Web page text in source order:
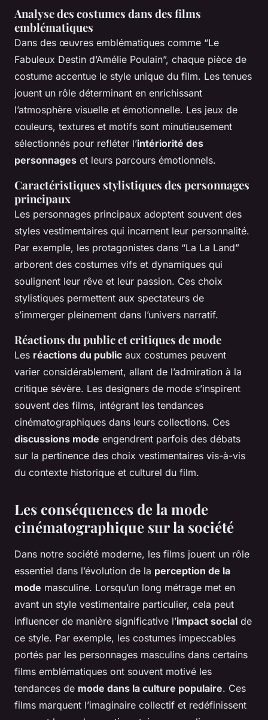
Analyse des costumes dans des films
emblématiques
Dans des œuvres emblématiques comme “Le
Fabuleux Destin d’Amélie Poulain”, chaque pièce de
costume accentue le style unique du film. Les tenues
jouent un rôle déterminant en enrichissant
l’atmosphère visuelle et émotionnelle. Les jeux de
couleurs, textures et motifs sont minutieusement
sélectionnés pour refléter l’intériorité des
personnages et leurs parcours émotionnels.
Caractéristiques stylistiques des personnages
principaux
Les personnages principaux adoptent souvent des
styles vestimentaires qui incarnent leur personnalité.
Par exemple, les protagonistes dans “La La Land”
arborent des costumes vifs et dynamiques qui
soulignent leur rêve et leur passion. Ces choix
stylistiques permettent aux spectateurs de
s’immerger pleinement dans l’univers narratif.
Réactions du public et critiques de mode
Les réactions du public aux costumes peuvent
varier considérablement, allant de l’admiration à la
critique sévère. Les designers de mode s’inspirent
souvent des films, intégrant les tendances
cinématographiques dans leurs collections. Ces
discussions mode engendrent parfois des débats
sur la pertinence des choix vestimentaires vis-à-vis
du contexte historique et culturel du film.
Les conséquences de la mode
cinématographique sur la société
Dans notre société moderne, les films jouent un rôle
essentiel dans l’évolution de la perception de la
mode masculine. Lorsqu’un long métrage met en
avant un style vestimentaire particulier, cela peut
influencer de manière significative l’impact social de
ce style. Par exemple, les costumes impeccables
portés par les personnages masculins dans certains
films emblématiques ont souvent motivé les
tendances de mode dans la culture populaire. Ces
films marquent l’imaginaire collectif et redéfinissent